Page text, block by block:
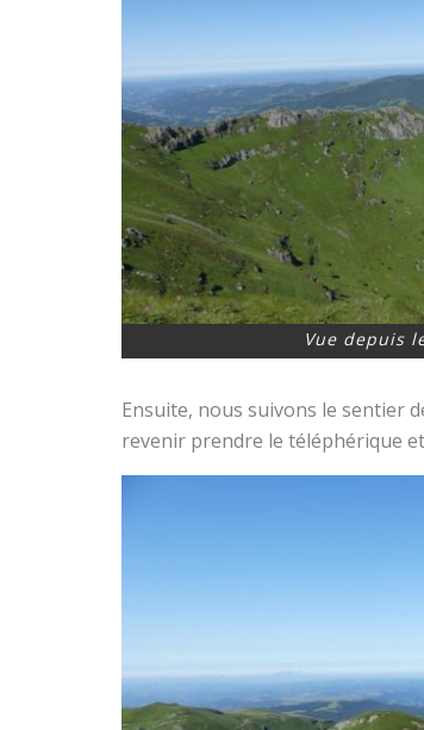
Vue depuis
Ensuite, nous suivons le sentier
revenir prendre le téléphérique